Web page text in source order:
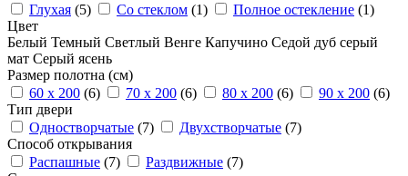
Глухая (5) Со стеклом (1) Полное остекление (1)
Цвет
Белый Темный Светлый Венге Капучино Седой дуб серый
мат Серый ясень
Размер полотна (см)
60 x 200 (6) 70 x 200 (6) 80 x 200 (6) 90 x 200 (6)
Тип двери
Одностворчатые (7) Двухстворчатые (7)
Способ открывания
Распашные (7) Раздвижные (7)